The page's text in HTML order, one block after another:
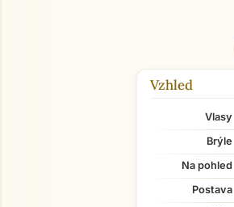
Vzhled
Vlasy
Brýle
Na pohled
Postava